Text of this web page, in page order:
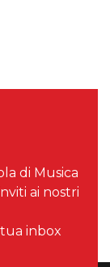
di Musica
ai nostri
inbox